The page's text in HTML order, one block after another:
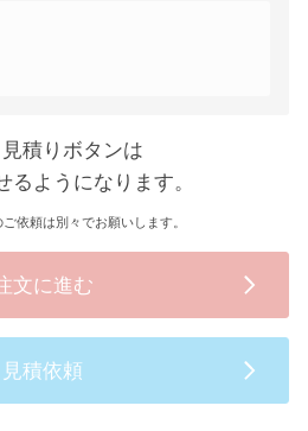
積りボタンは
るようになります。
依頼は別々でお願いします。
文に進む
見積依頼